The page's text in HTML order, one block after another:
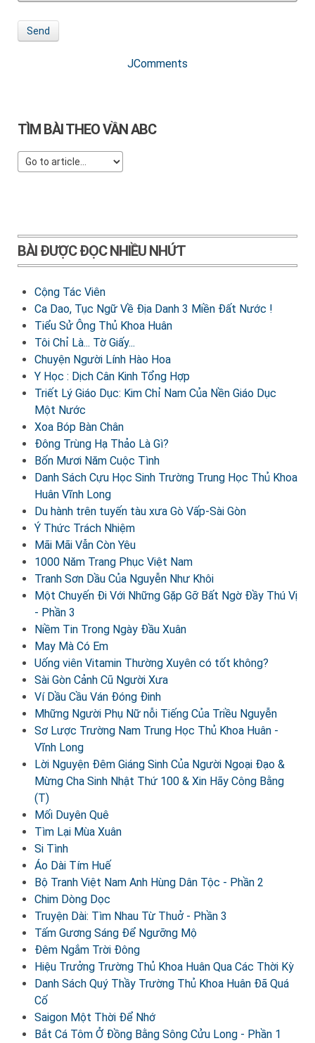
Send
JComments
TÌM BÀI THEO VẦN ABC
BÀI ĐƯỢC ĐỌC NHIỀU NHỨT
Cộng Tác Viên
Ca Dao, Tục Ngữ Về Địa Danh 3 Miền Đất Nước !
Tiểu Sử Ông Thủ Khoa Huân
Tôi Chỉ Là... Tờ Giấy...
Chuyện Người Lính Hào Hoa
Y Học : Dịch Cân Kinh Tổng Hợp
Triết Lý Giáo Dục: Kim Chỉ Nam Của Nền Giáo Dục
Một Nước
Xoa Bóp Bàn Chân
Đông Trùng Hạ Thảo Là Gì?
Bốn Mươi Năm Cuộc Tình
Danh Sách Cựu Học Sinh Trường Trung Học Thủ Khoa
Huân Vĩnh Long
Du hành trên tuyến tàu xưa Gò Vấp-Sài Gòn
Ý Thức Trách Nhiệm
Mãi Mãi Vẫn Còn Yêu
1000 Năm Trang Phục Việt Nam
Tranh Sơn Dầu Của Nguyễn Như Khôi
Một Chuyến Đi Với Những Gặp Gỡ Bất Ngờ Đầy Thú Vị
- Phần 3
Niềm Tin Trong Ngày Đầu Xuân
May Mà Có Em
Uống viên Vitamin Thường Xuyên có tốt không?
Sài Gòn Cảnh Cũ Người Xưa
Ví Dầu Cầu Ván Đóng Đinh
Mhững Người Phụ Nữ nỗi Tiếng Của Triều Nguyễn
Sơ Lược Trường Nam Trung Học Thủ Khoa Huân -
Vĩnh Long
Lời Nguyện Đêm Giáng Sinh Của Người Ngoại Đạo &
Mừng Cha Sinh Nhật Thứ 100 & Xin Hãy Công Bằng
(T)
Mối Duyên Quê
Tìm Lại Mùa Xuân
Si Tình
Áo Dài Tím Huế
Bộ Tranh Việt Nam Anh Hùng Dân Tộc - Phần 2
Chim Dòng Dọc
Truyện Dài: Tìm Nhau Từ Thuở - Phần 3
Tấm Gương Sáng Để Ngưỡng Mộ
Đêm Ngắm Trời Đông
Hiệu Trưởng Trường Thủ Khoa Huân Qua Các Thời Kỳ
Danh Sách Quý Thầy Trường Thủ Khoa Huân Đã Quá
Cố
Saigon Một Thời Để Nhớ
Bắt Cá Tôm Ở Đồng Bằng Sông Cửu Long - Phần 1